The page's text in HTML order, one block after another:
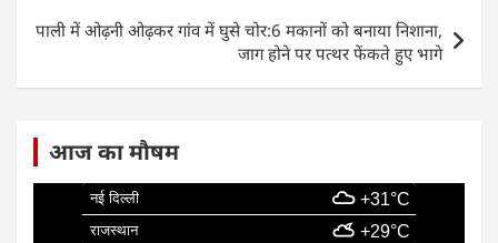
k
पाली में ओढ़नी ओढ़कर गांव में घुसे चोर:6 मकानों को बनाया निशाना,
जाग होने पर पत्थर फेंकते हुए भागे
आज का मौषम
नई दिल्ली +31°C
राजस्थान +29°C